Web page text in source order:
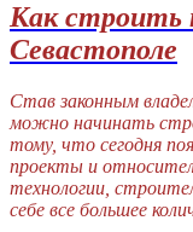
Как
Севастополе
Став законным
можно начинать
тому, что сегодня
проекты и
технологии,
себе все большее